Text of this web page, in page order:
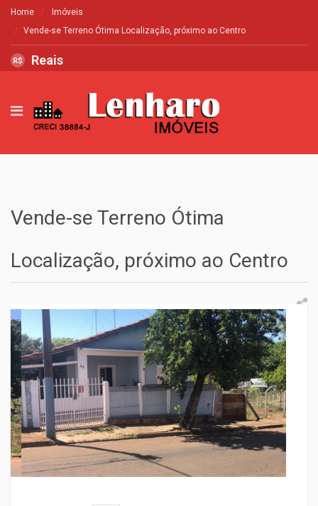
Home
Imóveis
Vende-se Terreno Ótima Localização, próximo ao Centro
R$ Reais
Vende-se Terreno Ótima
Localização, próximo ao Centro